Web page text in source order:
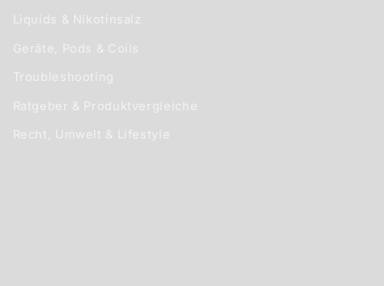
Liquids & Nikotinsalz
Geräte, Pods & Coils
Troubleshooting
Ratgeber & Produktvergleiche
Recht, Umwelt & Lifestyle